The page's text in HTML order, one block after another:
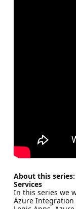
About this
Services
In this series we
Azure Integration